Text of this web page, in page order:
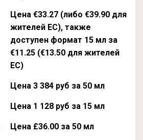
Цена €33.27 (либо €39.90 для
жителей ЕС), также
доступен формат 15 мл за
€11.25 (€13.50 для жителей
ЕС)
Цена 3 384 руб за 50 мл
Цена 1 128 руб за 15 мл
Цена £36.00 за 50 мл